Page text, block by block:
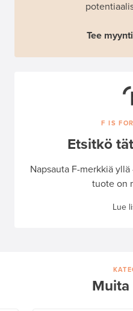
Tee
F IS
Etsitkö
Napsauta F-merkkiä
tuote on
Lue